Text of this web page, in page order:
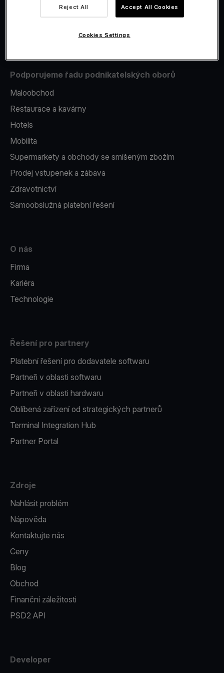
Platební terminál v telefonu
Podporujeme řadu podnikatelských oborů
Maloobchod
Restaurace a kavárny
Hotels
Mobilita
Supermarkety a obchody se smíšeným zbožím
Prodej vstupenek a zábava
Zdravotnictví
Samoobslužná platební řešení
O nás
Firma
Kariéra
Technologie
Řešení pro partnery
Platební řešení pro dodavatele softwaru
Partneři v oblasti softwaru
Partneři v oblasti hardwaru
Oblíbená zařízení od strategických partnerů
Terminal Integration Hub
Partner Portal
Zdroje
Nahlásit problém
Nápověda
Kontaktujte nás
Ceny
Blog
Obchod
Finanční záležitosti
PSD2 API
Developer
Reject All Accept All Cookies
Cookies Settings